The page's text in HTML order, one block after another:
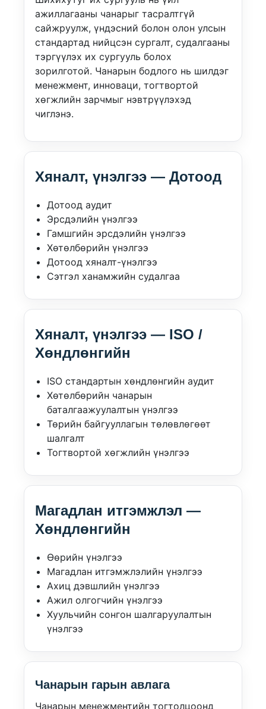
ажиллагааны чанарыг тасралтгүй
сайжруулж, үндэсний болон олон улсын
стандартад нийцсэн сургалт, судалгааны
тэргүүлэх их сургууль болох
зорилготой. Чанарын бодлого нь шилдэг
менежмент, инноваци, тогтвортой
хөгжлийн зарчмыг нэвтрүүлэхэд
чиглэнэ.
Хяналт, үнэлгээ — Дотоод
Дотоод аудит
Эрсдэлийн үнэлгээ
Гамшгийн эрсдэлийн үнэлгээ
Хөтөлбөрийн үнэлгээ
Дотоод хяналт-үнэлгээ
Сэтгэл ханамжийн судалгаа
Хяналт, үнэлгээ — ISO /
Хөндлөнгийн
ISO стандартын хөндлөнгийн аудит
Хөтөлбөрийн чанарын
баталгаажуулалтын үнэлгээ
Төрийн байгууллагын төлөвлөгөөт
шалгалт
Тогтвортой хөгжлийн үнэлгээ
Магадлан итгэмжлэл —
Хөндлөнгийн
Өөрийн үнэлгээ
Магадлан итгэмжлэлийн үнэлгээ
Ахиц дэвшлийн үнэлгээ
Ажил олгогчийн үнэлгээ
Хуульчийн сонгон шалгаруулалтын
үнэлгээ
Чанарын гарын авлага
Чанарын менежментийн тогтолцоонд